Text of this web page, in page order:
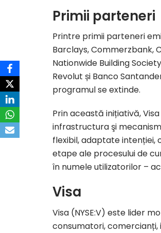
Primii parteneri
Printre primii parteneri
Barclays, Commerzbank,
Nationwide Building
Revolut și Banco
programul se extinde.
Prin această inițiativă,
infrastructura şi
flexibil, adaptate
etape ale procesului de
în numele utilizatorilor –
Visa
Visa (NYSE:V) este lider
consumatori,